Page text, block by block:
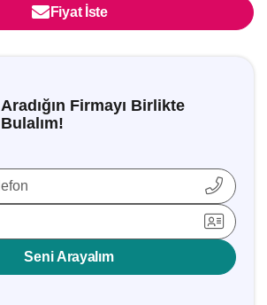
Fiyat İste
Aradığın Firmayı Birlikte
Bulalım!
Seni Arayalım